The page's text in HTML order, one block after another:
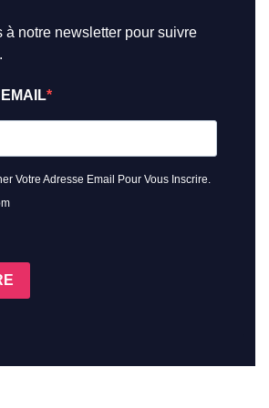
à notre newsletter pour suivre
Votre Adresse Email Pour Vous Inscrire.